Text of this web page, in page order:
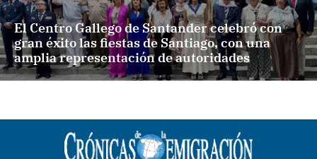
El Centro Gallego de Santander celebró con
gran éxito las fiestas de Santiago, con una
amplia representación de autoridades